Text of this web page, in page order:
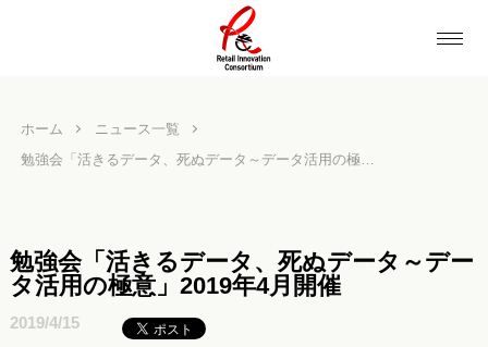
ホーム
ニュース一覧
勉強会「活きるデータ、死ぬデータ～データ活用の極意」2019年4月開催
勉強会「活きるデータ、死ぬデータ～デー
タ活用の極意」2019年4月開催
2019/4/15